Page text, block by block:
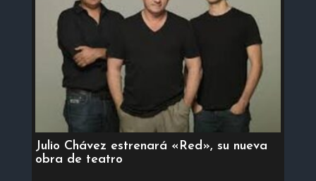
Julio Chávez estrenará «Red», su nueva
obra de teatro